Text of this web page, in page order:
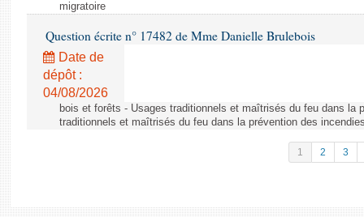
migratoire
Question écrite n° 17482 de Mme Danielle Brulebois
Date de
dépôt :
04/08/2026
bois et forêts - Usages traditionnels et maîtrisés du feu dans la
traditionnels et maîtrisés du feu dans la prévention des
1 2 3